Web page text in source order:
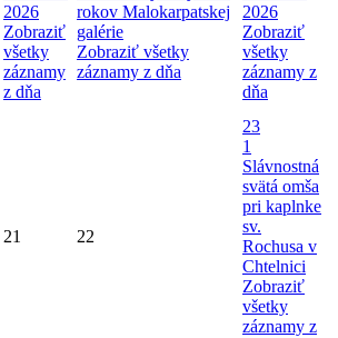
2026
Zobraziť
všetky
záznamy
z dňa
rokov Malokarpatskej
galérie
Zobraziť všetky
záznamy z dňa
2026
Zobraziť
všetky
záznamy z
dňa
21 22
23
1
Slávnostná
svätá omša
pri kaplnke
sv.
Rochusa v
Chtelnici
Zobraziť
všetky
záznamy z